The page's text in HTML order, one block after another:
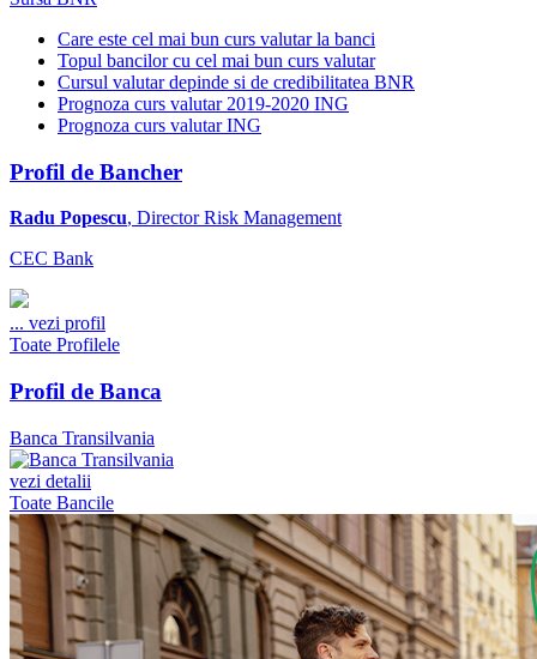
Care este cel mai bun curs valutar la banci
Topul bancilor cu cel mai bun curs valutar
Cursul valutar depinde si de credibilitatea BNR
Prognoza curs valutar 2019-2020 ING
Prognoza curs valutar ING
Profil de Bancher
Radu Popescu, Director Risk Management
CEC Bank
... vezi profil
Toate Profilele
Profil de Banca
Banca Transilvania
vezi detalii
Toate Bancile